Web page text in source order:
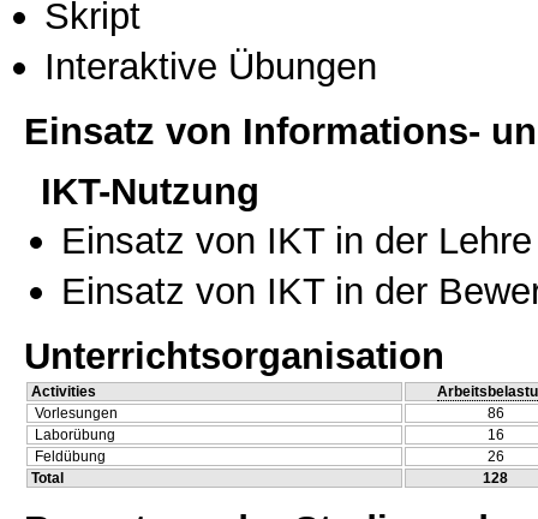
Skript
Interaktive Übungen
Einsatz von Informations-
IKT-Nutzung
Einsatz von IKT in der Lehre
Einsatz von IKT in der
Unterrichtsorganisation
Activities
Vorlesungen
86
Laborübung
16
Feldübung
26
Total
128